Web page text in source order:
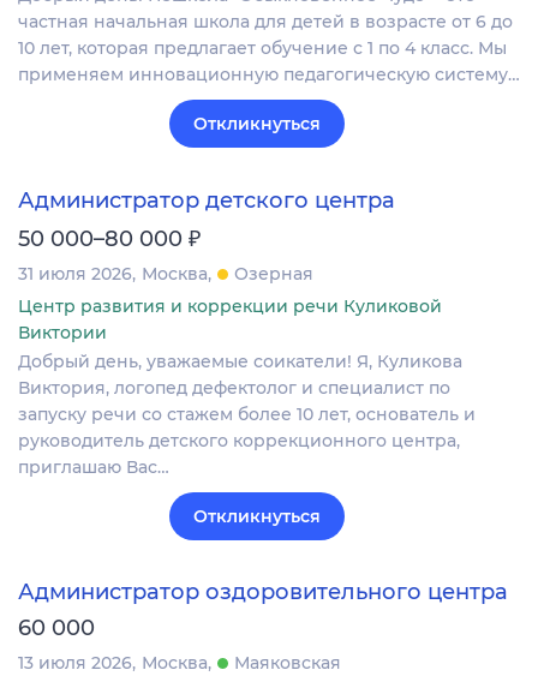
частная начальная школа для детей в возрасте от 6 до
10 лет, которая предлагает обучение с 1 по 4 класс. Мы
применяем инновационную педагогическую систему…
Откликнуться
Администратор детского центра
50 000–80 000 ₽
31 июля 2026 Москва
Озерная
Центр развития и коррекции речи Куликовой
Виктории
Добрый день, уважаемые соикатели! Я, Куликова
Виктория, логопед дефектолог и специалист по
запуску речи со стажем более 10 лет, основатель и
руководитель детского коррекционного центра,
приглашаю Вас…
Откликнуться
Администратор оздоровительного центра
60 000
13 июля 2026 Москва
Маяковская